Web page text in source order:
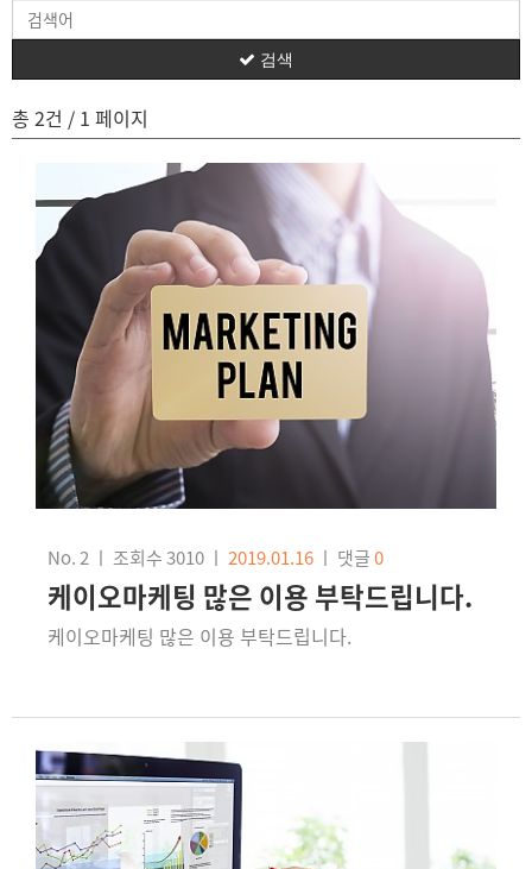
총 2건 / 1 페이지
검색
No. 2 ㅣ 조회수 3010 ㅣ 2019.01.16 ㅣ 댓글0
케이오마케팅 많은 이용 부탁드립니다.
케이오마케팅 많은 이용 부탁드립니다.